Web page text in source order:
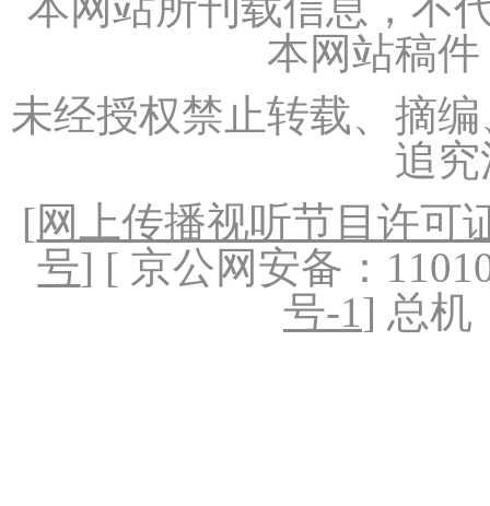
本网站稿
未经授权禁止转载、摘
追
[网上传播视听节目许可
号] [ 京公网安备：
号-1] 总机